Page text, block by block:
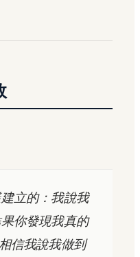
建立的：我說我
你發現我真的
信我說我做到